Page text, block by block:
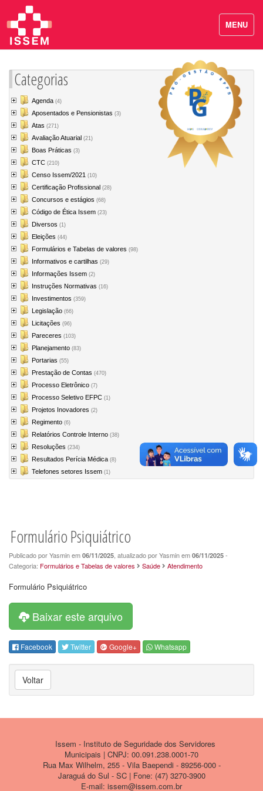
Categorias
Agenda (4)
Aposentados e Pensionistas (3)
Atas (271)
Avaliação Atuarial (21)
Boas Práticas (3)
CTC (210)
Censo Issem/2021 (10)
Certificação Profissional (28)
Concursos e estágios (68)
Código de Ética Issem (23)
Diversos (1)
Eleições (44)
Formulários e Tabelas de valores (98)
Informativos e cartilhas (29)
Informações Issem (2)
Instruções Normativas (16)
Investimentos (359)
Legislação (66)
Licitações (96)
Pareceres (103)
Planejamento (83)
Portarias (55)
Prestação de Contas (470)
Processo Eletrônico (7)
Processo Seletivo EFPC (1)
Projetos Inovadores (2)
Regimento (6)
Relatórios Controle Interno (38)
Resoluções (234)
Resultados Perícia Médica (8)
Telefones setores Issem (1)
Formulário Psiquiátrico
Publicado por Yasmin em 06/11/2025 , atualizado por Yasmin em 06/11/2025 -
Categoria: Formulários e Tabelas de valores Saúde Atendimento
Formulário Psiquiátrico
Baixar este arquivo
Facebook Twitter Google+ Whatsapp
Voltar
Issem - Instituto de Seguridade dos Servidores
Municipais | CNPJ: 00.091.238.0001-70
Rua Max Wilhelm, 255 - Vila Baependi - 89256-000 -
Jaraguá do Sul - SC | Fone: (47) 3270-3900
E-mail: issem@issem.com.br
MENU